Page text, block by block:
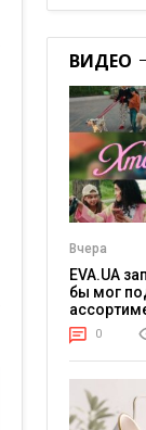
ВИДЕО
Вчера
EVA.UA
бы мог
на
0